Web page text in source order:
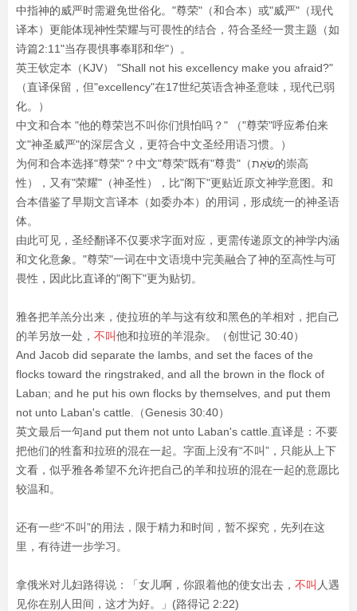
中指神的威严时需避免世俗化。"尊荣"（和合本）或"威严"（现代
译本）更能体现神性荣耀与可畏性的结合，符合圣经一贯主题（如
诗篇2:11"当存畏惧事奉耶和华"）。
英王钦定本（KJV） "Shall not his excellency make you afraid?"
（直译保留，但"excellency"在17世纪英语含神圣意味，现代已弱
化。）
中文和合本 "他的尊荣岂不叫你们惧怕吗？" （"尊荣"呼应希伯来
文"神圣威严"的深层含义，更符合中文圣经用语习惯。）
为何和合本选择"尊荣"？中文"尊荣"既有"尊贵"（שְׂאֵת的崇高
性），又有"荣耀"（神圣性），比"阁下"更贴近原文神学意图。和
合本借鉴了早期文言译本（如委办本）的用词，形成统一的神圣语
体。
由此可见，圣经翻译不仅要求字面对应，更需传递原文的神学内涵
和文化意象。"尊荣"一词在中文语境中完美融合了神的至高性与可
畏性，因此比直译的"阁下"更为贴切。
雅各把羊羔分出来，使拉班的羊与这有纹和黑色的羊相对，把自己
的羊另放一处， 不叫他和拉班的羊混杂。（创世记 30:40）
And Jacob did separate the lambs, and set the faces of the
flocks toward the ringstraked, and all the brown in the flock of
Laban; and he put his own flocks by themselves, and put them
not unto Laban's cattle.（Genesis 30:40）
英文最后一句and put them not unto Laban's cattle.直译是：不要
把他们的牲畜和拉班的混在一起。字面上没有“不叫”，只能从上下
文看，似乎雅各希望不允许把自己的羊和拉班的混在一起的意愿比
较温和。
还有一些“不叫”的用法，限于精力和时间，暂不探究，先列在这
里，有待进一步学习。
拿俄米对儿妇路得说：「女儿啊，你跟着他的使女出去， 不叫 人遇
见你在别人田间，这才为好。」(路得记 2:22)